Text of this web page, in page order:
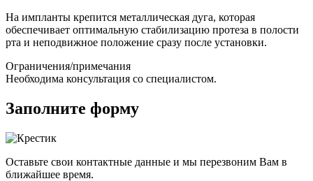
На импланты крепится металлическая дуга, которая
обеспечивает оптимальную стабилизацию протеза в полости
рта и неподвижное положение сразу после установки.
Ограничения/примечания
Необходима консультация со специалистом.
Заполните форму
Оставьте свои контактные данные и мы перезвоним Вам в
ближайшее время.